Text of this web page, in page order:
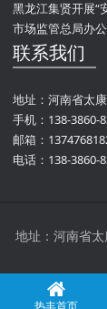
黑龙江集贤开展“
市场监管总局办
联系我们
地址：河南省太
手机：138-3860-
邮箱：
电话：138-3860-
地址：河南省
河南省热
热丰首页